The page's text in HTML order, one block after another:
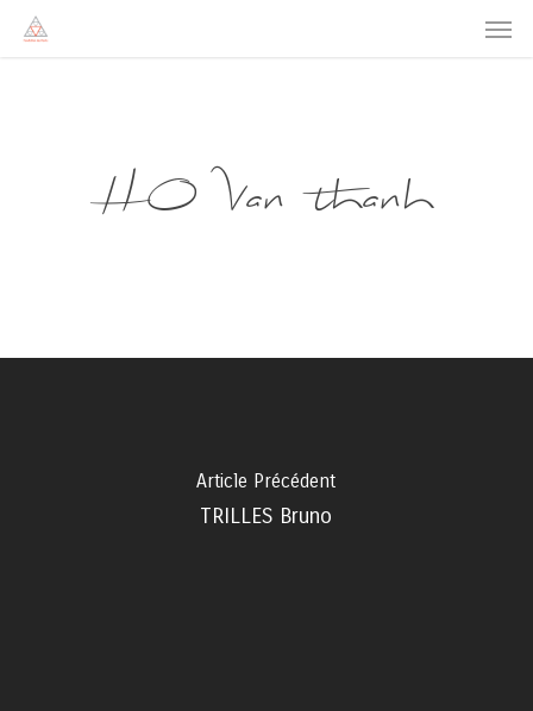
HO Van thanh
Article Précédent
TRILLES Bruno